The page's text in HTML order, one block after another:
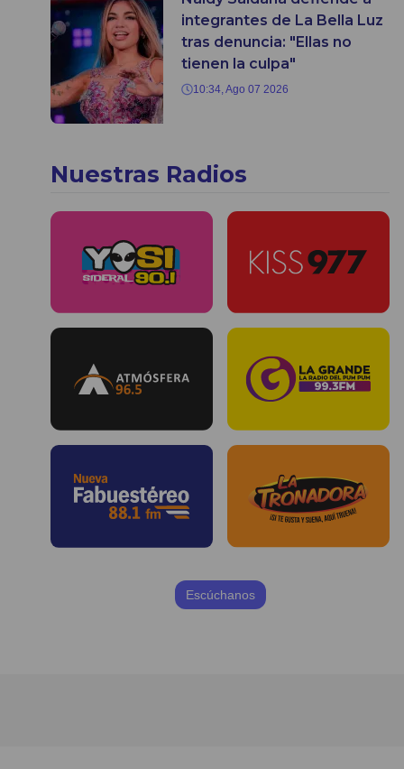
integrantes de La Bella Luz
tras denuncia: "Ellas no
tienen la culpa"
10:34, Ago 07 2026
Nuestras Radios
Escúchanos